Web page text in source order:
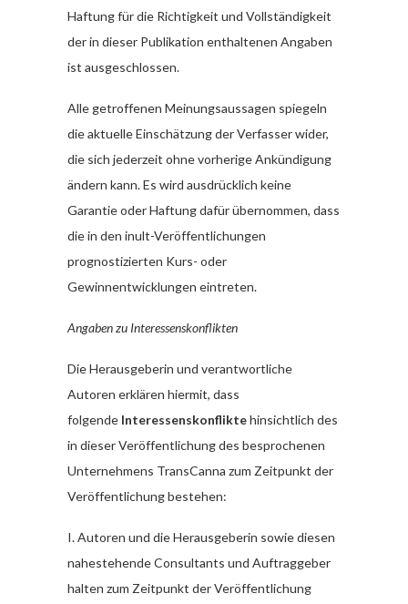
Haftung für die Richtigkeit und Vollständigkeit
der in dieser Publikation enthaltenen Angaben
ist ausgeschlossen.
Alle getroffenen Meinungsaussagen spiegeln
die aktuelle Einschätzung der Verfasser wider,
die sich jederzeit ohne vorherige Ankündigung
ändern kann. Es wird ausdrücklich keine
Garantie oder Haftung dafür übernommen, dass
die in den inult-Veröffentlichungen
prognostizierten Kurs- oder
Gewinnentwicklungen eintreten.
Angaben zu Interessenskonflikten
Die Herausgeberin und verantwortliche
Autoren erklären hiermit, dass
folgende Interessenskonfliktehinsichtlich des
in dieser Veröffentlichung des besprochenen
Unternehmens TransCanna zum Zeitpunkt der
Veröffentlichung bestehen:
I. Autoren und die Herausgeberin sowie diesen
nahestehende Consultants und Auftraggeber
halten zum Zeitpunkt der Veröffentlichung